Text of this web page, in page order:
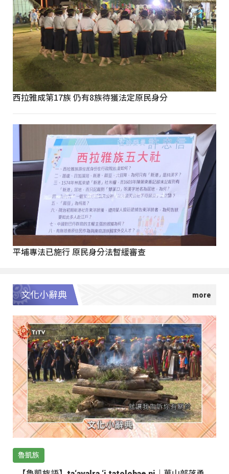
西拉雅成第17族 仍有8族待獲法定原民身分
平埔專法已施行 原民身分法暫緩審查
文化小辭典
魯凱族